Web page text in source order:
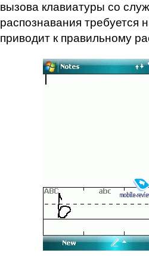
вызова клавиатуры со
распознавания требуется
приводит к правильному